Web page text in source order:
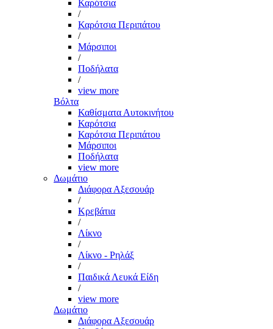
Καρότσια
/
Καρότσια Περιπάτου
/
Μάρσιποι
/
Ποδήλατα
/
view more
Βόλτα
Καθίσματα Αυτοκινήτου
Καρότσια
Καρότσια Περιπάτου
Μάρσιποι
Ποδήλατα
view more
Δωμάτιο
Διάφορα Αξεσουάρ
/
Κρεβάτια
/
Λίκνο
/
Λίκνο - Ρηλάξ
/
Παιδικά Λευκά Είδη
/
view more
Δωμάτιο
Διάφορα Αξεσουάρ